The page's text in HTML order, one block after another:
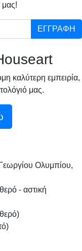
μας!
ΕΓΓΡΑΦΗ
καλύτερη εμπειρία,
μας.
Ολυμπίου,
- αστική